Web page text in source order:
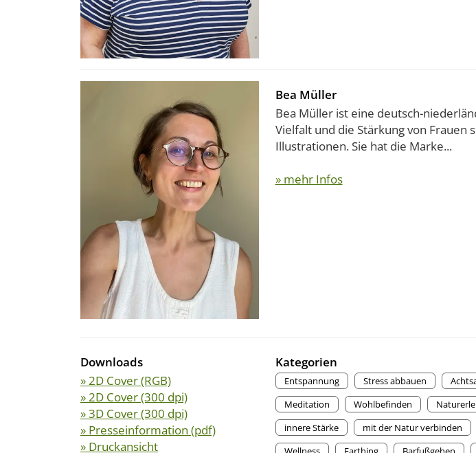
Bea Müller
Bea Müller ist eine deutsch-
Vielfalt und die Stärkung von
Illustrationen. Sie hat die Marke...
» mehr Infos
Downloads
» 2D Cover (RGB)
» 2D Cover (300 dpi)
» 3D Cover (300 dpi)
» Presseinformation (pdf)
» Druckansicht
Kategorien
Entspannung Stress abbauen
Meditation
Wohlbefinden
innere Stärke
mit der Natur verbinden